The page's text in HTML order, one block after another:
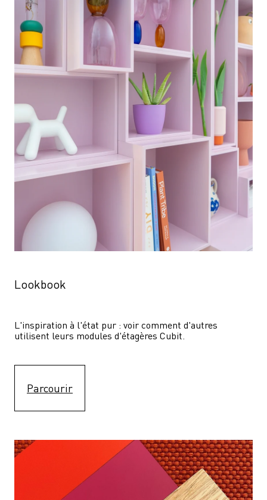
Lookbook
L'inspiration à l'état pur : voir comment d'autres
utilisent leurs modules d'étagères Cubit.
Parcourir